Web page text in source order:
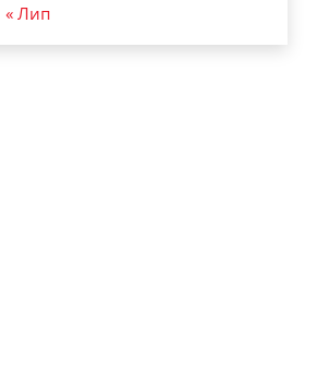
« Лип